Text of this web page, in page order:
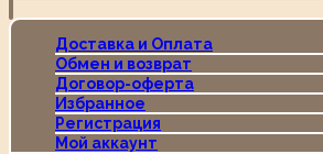
Доставка и Оплата
Обмен и возврат
Договор-оферта
Избранное
Регистрация
Мой аккаунт